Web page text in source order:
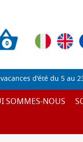
0
d'été du 5 au
SOMMES-NOUS